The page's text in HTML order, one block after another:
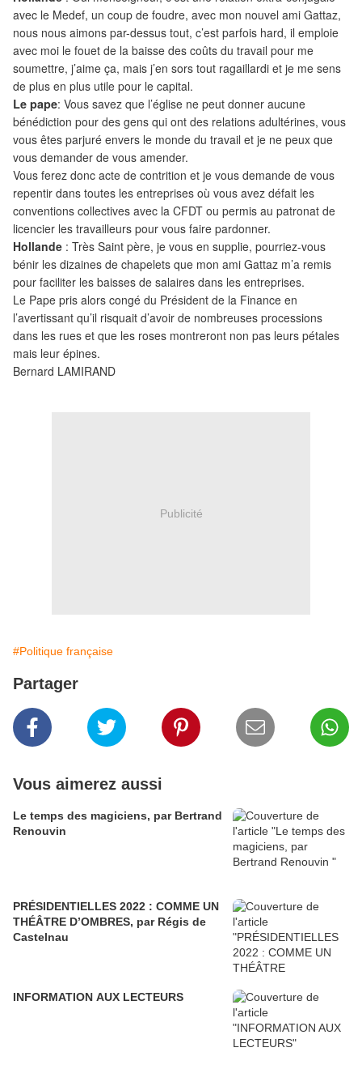
avec le Medef, un coup de foudre, avec mon nouvel ami Gattaz,
nous nous aimons par-dessus tout, c’est parfois hard, il emploie
avec moi le fouet de la baisse des coûts du travail pour me
soumettre, j’aime ça, mais j’en sors tout ragaillardi et je me sens
de plus en plus utile pour le capital.
Le pape: Vous savez que l’église ne peut donner aucune
bénédiction pour des gens qui ont des relations adultérines, vous
vous êtes parjuré envers le monde du travail et je ne peux que
vous demander de vous amender.
Vous ferez donc acte de contrition et je vous demande de vous
repentir dans toutes les entreprises où vous avez défait les
conventions collectives avec la CFDT ou permis au patronat de
licencier les travailleurs pour vous faire pardonner.
Hollande : Très Saint père, je vous en supplie, pourriez-vous
bénir les dizaines de chapelets que mon ami Gattaz m’a remis
pour faciliter les baisses de salaires dans les entreprises.
Le Pape pris alors congé du Président de la Finance en
l’avertissant qu’il risquait d’avoir de nombreuses processions
dans les rues et que les roses montreront non pas leurs pétales
mais leur épines.
Bernard LAMIRAND
Publicité
#Politique française
Partager
Vous aimerez aussi
Le temps des magiciens, par Bertrand
Renouvin
PRÉSIDENTIELLES 2022 : COMME UN
THÉÂTRE D’OMBRES, par Régis de
Castelnau
INFORMATION AUX LECTEURS